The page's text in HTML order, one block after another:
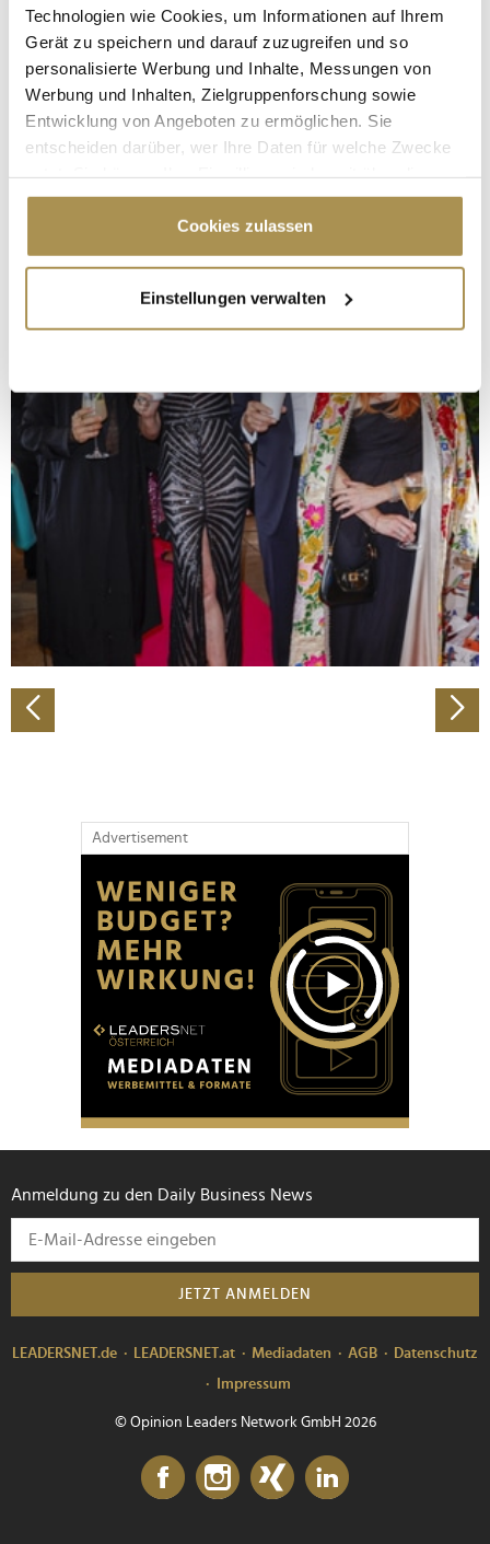
Technologien wie Cookies, um Informationen auf Ihrem
Gerät zu speichern und darauf zuzugreifen und so
personalisierte Werbung und Inhalte, Messungen von
Werbung und Inhalten, Zielgruppenforschung sowie
Entwicklung von Angeboten zu ermöglichen. Sie
entscheiden darüber, wer Ihre Daten für welche Zwecke
Cookie-Erklärung oder durch Klicken auf das Privacy
Trigger Symbol ändern oder widerrufen
Informationen über Ihre geografische Lage
erfassen, welche bis auf einige Meter genau sein
bestimmten Merkmalen (Fingerprinting) identifizieren
Erfahren Sie mehr darüber, wie Ihre persönlichen Daten
verarbeitet werden, und legen Sie Ihre Präferenzen im
Abschnitt Einzelheitenfest.
Wir verwenden Cookies, um Inhalte und Anzeigen zu
personalisieren, Funktionen für soziale Medien anbieten
zu können und die Zugriffe auf unsere Website zu
analysieren. Außerdem geben wir Informationen zu Ihrer
Verwendung unserer Website an unsere Partner für
Partner führen diese Informationen möglicherweise mit
weiteren Daten zusammen, die Sie ihnen bereitgestellt
Cookies zulassen
Einstellungen verwalten
Advertisement
Anmeldung zu den Daily Business News
JETZT ANMELDEN
LEADERSNET.de LEADERSNET.at Mediadaten AGB
Datenschutz
Impressum
© Opinion Leaders Network GmbH 2026